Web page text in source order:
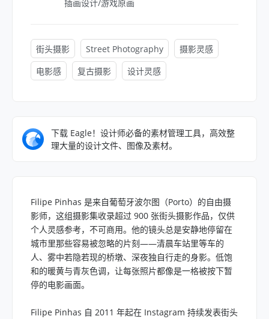
插画设计/游戏原画
街头摄影 Street Photography
摄影灵感
电影感
复古摄影 设计灵感
下载 Eagle！设计师必备的素材管理工具，高效整
理大量的设计文件、图像及素材。
Filipe Pinhas 是来自葡萄牙波尔图（Porto）的自由摄
影师，这组摄影集收录超过 900 张街头摄影作品，仅供
个人灵感参考，不可商用。他的镜头总是安静地停留在
城市里那些容易被忽略的片刻——清晨车站里等车的
人、雾中若隐若现的桥墩、深夜独自行走的身影。低饱
和的暖黄与青灰色调，让每张照片都像是一格被按下暂
停的电影画面。
Filipe Pinhas 自 2011 年起在 Instagram 持续发表街头